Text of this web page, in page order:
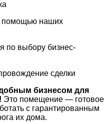
помощью наших
по выбору бизнес-
сделки
бизнесом для
Это помещение — готовое
с гарантированным
их дома.